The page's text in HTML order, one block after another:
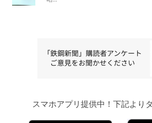
スマホアプリ提供中！下記より